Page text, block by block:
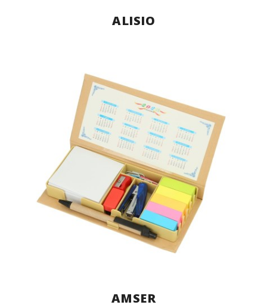
ALISIO
AMSER